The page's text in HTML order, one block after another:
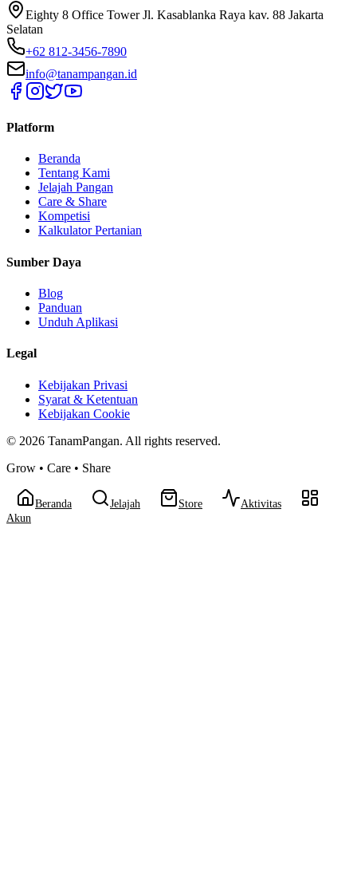
Eighty 8 Office Tower Jl. Kasablanka Raya kav. 88 Jakarta
Selatan
+62 812-3456-7890
info@tanampangan.id
Platform
Beranda
Tentang Kami
Jelajah Pangan
Care & Share
Kompetisi
Kalkulator Pertanian
Sumber Daya
Blog
Panduan
Unduh Aplikasi
Legal
Kebijakan Privasi
Syarat & Ketentuan
Kebijakan Cookie
© 2026 TanamPangan. All rights reserved.
Grow • Care • Share
Beranda Jelajah Store
Aktivitas
Akun